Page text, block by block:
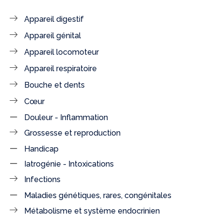
Appareil digestif
Appareil génital
Appareil locomoteur
Appareil respiratoire
Bouche et dents
Cœur
Douleur - Inflammation
Grossesse et reproduction
Handicap
Iatrogénie - Intoxications
Infections
Maladies génétiques, rares, congénitales
Métabolisme et système endocrinien